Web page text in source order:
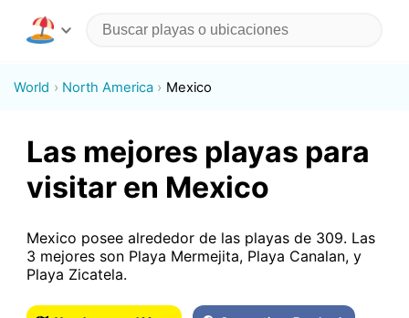
World North America Mexico
Las mejores playas para
visitar en Mexico
Mexico posee alrededor de las playas de 309. Las
3 mejores son Playa Mermejita, Playa Canalan, y
Playa Zicatela.